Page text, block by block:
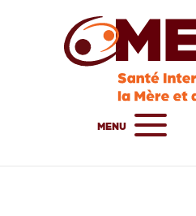
MENU